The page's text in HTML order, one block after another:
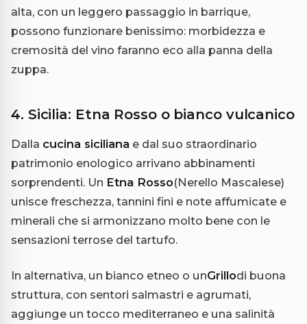
alta, con un leggero passaggio in barrique,
possono funzionare benissimo: morbidezza e
cremosità del vino faranno eco alla panna della
zuppa.
4. Sicilia: Etna Rosso o bianco vulcanico
Dalla cucina siciliana e dal suo straordinario
patrimonio enologico arrivano abbinamenti
sorprendenti. Un Etna Rosso(Nerello Mascalese)
unisce freschezza, tannini fini e note affumicate e
minerali che si armonizzano molto bene con le
sensazioni terrose del tartufo.
In alternativa, un bianco etneo o unGrillodi buona
struttura, con sentori salmastri e agrumati,
aggiunge un tocco mediterraneo e una salinità